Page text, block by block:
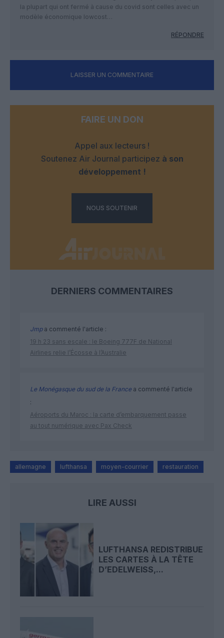
la plupart qui ont fermé à cause du covid sont celles avec un
modèle économique lowcost…
RÉPONDRE
LAISSER UN COMMENTAIRE
FAIRE UN DON
Appel aux lecteurs !
Soutenez Air Journal participez à son
développement !
NOUS SOUTENIR
DERNIERS COMMENTAIRES
Jmpa commenté l'article :
19 h 23 sans escale : le Boeing 777F de National
Airlines relie l’Écosse à l’Australie
Le Monégasque du sud de la Francea commenté l'article
:
Aéroports du Maroc : la carte d’embarquement passe
au tout numérique avec Pax Check
allemagne lufthansa moyen-courrier restauration
LIRE AUSSI
LUFTHANSA REDISTRIBUE
LES CARTES À LA TÊTE
D’EDELWEISS,...